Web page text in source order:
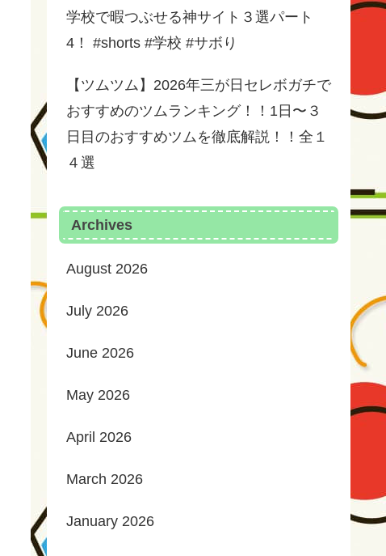
学校で暇つぶせる神サイト３選パート
4！ #shorts #学校 #サボり
【ツムツム】2026年三が日セレボガチで
おすすめのツムランキング！！1日〜３
日目のおすすめツムを徹底解説！！全１
４選
Archives
August 2026
July 2026
June 2026
May 2026
April 2026
March 2026
January 2026